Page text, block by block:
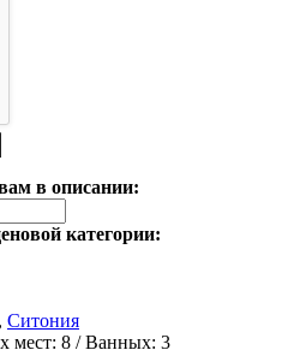
в описании:
категории:
, Ситония
мест: 8 /Ванных: 3